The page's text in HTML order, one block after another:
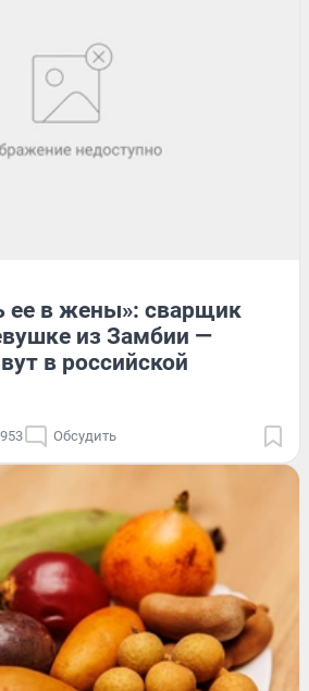
ее в жены»: сварщик
из Замбии —
в российской
953 Обсудить